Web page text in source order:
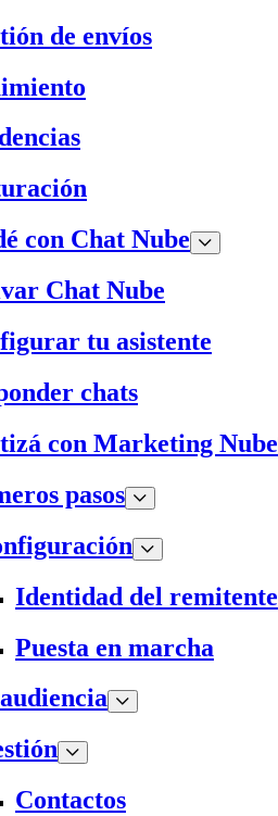
de envíos
con Chat Nube
Chat Nube
tu asistente
chats
con Marketing Nube
pasos
Identidad del remitente
Puesta en marcha
Contactos